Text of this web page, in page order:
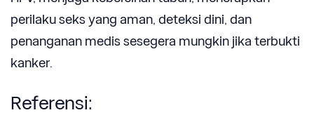
perilaku seks yang aman, deteksi dini, dan
penanganan medis sesegera mungkin jika terbukti
kanker.
Referensi: